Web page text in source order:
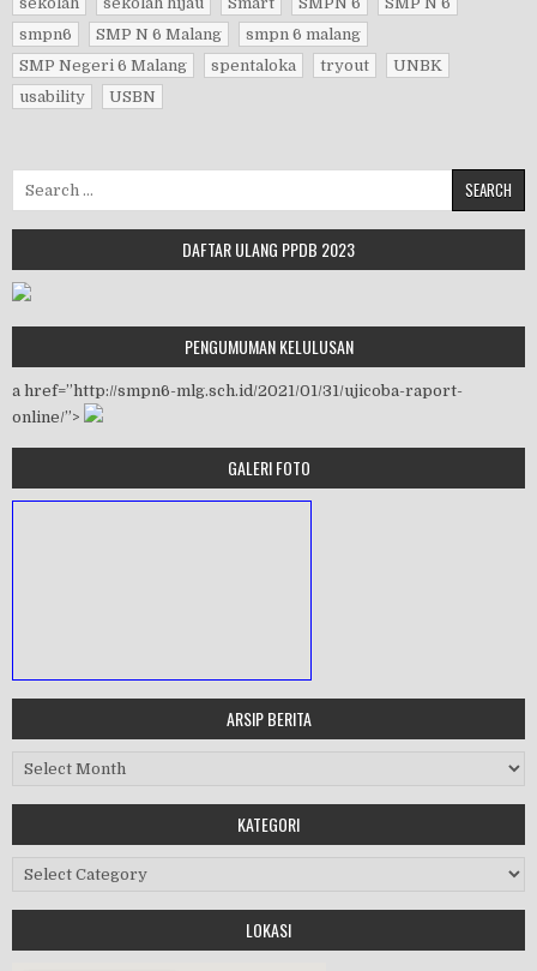
smpn6
SMP N 6 Malang
smpn 6 malang
SMP Negeri 6 Malang
spentaloka tryout
UNBK
usability
USBN
DAFTAR ULANG PPDB 2023
PENGUMUMAN KELULUSAN
a href=”http://smpn6-mlg.sch.id/2021/01/31/ujicoba-raport-
online/”>
GALERI FOTO
Workshop Perangkat 2019
ARSIP BERITA
Arsip Berita
KATEGORI
Kategori
LOKASI